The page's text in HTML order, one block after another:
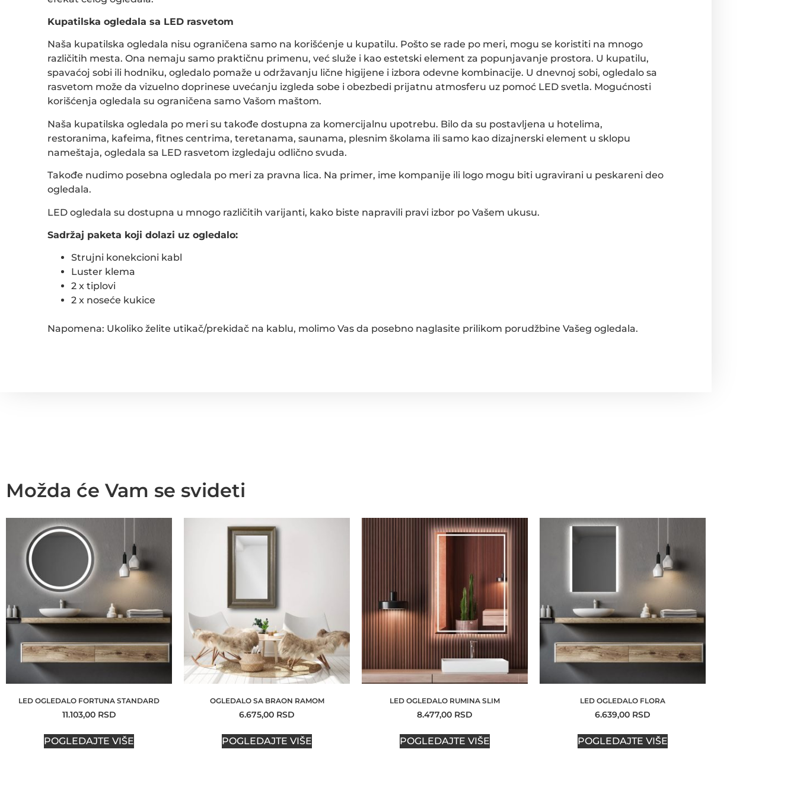
Kupatilska ogledala sa LED rasvetom
Naša kupatilska ogledala nisu ograničena samo na korišćenje u kupatilu. Pošto se rade po meri, mogu se koristiti na mnogo
različitih mesta. Ona nemaju samo praktičnu primenu, već služe i kao estetski element za popunjavanje prostora. U kupatilu,
spavaćoj sobi ili hodniku, ogledalo pomaže u održavanju lične higijene i izbora odevne kombinacije. U dnevnoj sobi, ogledalo sa
rasvetom može da vizuelno doprinese uvećanju izgleda sobe i obezbedi prijatnu atmosferu uz pomoć LED svetla. Mogućnosti
korišćenja ogledala su ograničena samo Vašom maštom.
Naša kupatilska ogledala po meri su takođe dostupna za komercijalnu upotrebu. Bilo da su postavljena u hotelima,
restoranima, kafeima, fitnes centrima, teretanama, saunama, plesnim školama ili samo kao dizajnerski element u sklopu
nameštaja, ogledala sa LED rasvetom izgledaju odlično svuda.
Takođe nudimo posebna ogledala po meri za pravna lica. Na primer, ime kompanije ili logo mogu biti ugravirani u peskareni deo
ogledala.
LED ogledala su dostupna u mnogo različitih varijanti, kako biste napravili pravi izbor po Vašem ukusu.
Sadržaj paketa koji dolazi uz ogledalo:
Strujni konekcioni kabl
Luster klema
2 x tiplovi
2 x noseće kukice
Napomena: Ukoliko želite utikač/prekidač na kablu, molimo Vas da posebno naglasite prilikom porudžbine Vašeg ogledala.
Možda će Vam se svideti
LED OGLEDALO FORTUNA STANDARD
11.103,00 RSD
POGLEDAJTE VIŠE
OGLEDALO SA BRAON RAMOM
6.675,00 RSD
POGLEDAJTE VIŠE
LED OGLEDALO RUMINA SLIM
8.477,00 RSD
POGLEDAJTE VIŠE
LED OGLEDALO FLORA
6.639,00 RSD
POGLEDAJTE VIŠE